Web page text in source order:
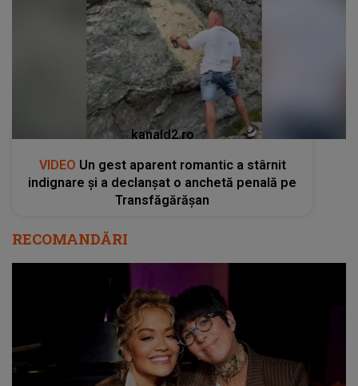
kanald2.ro
VIDEO Un gest aparent romantic a stârnit
indignare și a declanșat o anchetă penală pe
Transfăgărășan
RECOMANDĂRI